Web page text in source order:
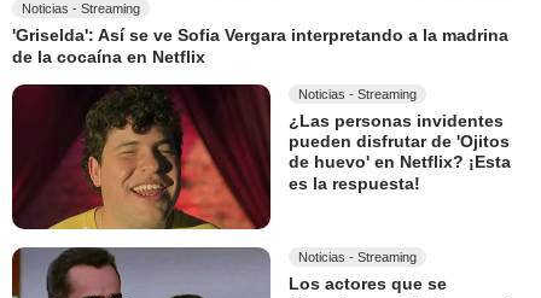
Noticias - Streaming
'Griselda': Así se ve Sofia Vergara interpretando a la madrina
de la cocaína en Netflix
Noticias - Streaming
¿Las personas invidentes
pueden disfrutar de 'Ojitos
de huevo' en Netflix? ¡Esta
es la respuesta!
Noticias - Streaming
Los actores que se